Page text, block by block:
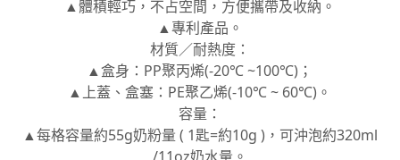
▲體積輕巧，不占空間，方便攜帶及收納。
▲專利產品。
材質／耐熱度：
▲盒身：PP聚丙烯(-20℃ ~100℃)；
▲上蓋、盒塞：PE聚乙烯(-10℃ ~ 60℃)。
容量：
▲每格容量約55g奶粉量 ( 1匙=約10g )，可沖泡約320ml